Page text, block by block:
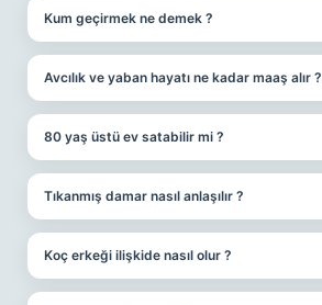
Kum geçirmek ne demek ?
Avcılık ve yaban hayatı ne kadar maaş alır ?
80 yaş üstü ev satabilir mi ?
Tıkanmış damar nasıl anlaşılır ?
Koç erkeği ilişkide nasıl olur ?